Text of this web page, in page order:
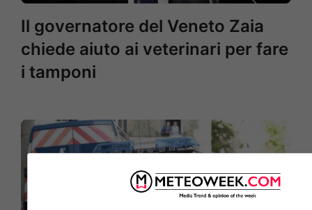
Il governatore del Veneto Zaia
chiede aiuto ai veterinari per fare
i tamponi